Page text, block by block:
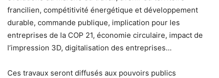
francilien, compétitivité énergétique et développement
durable, commande publique, implication pour les
entreprises de la COP 21, économie circulaire, impact de
l’impression 3D, digitalisation des entreprises…
Ces travaux seront diffusés aux pouvoirs publics